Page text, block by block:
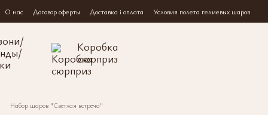
О нас Договор оферты Доставка і оплата Условия полета гелиевых шаров
Коробка
сюрприз
Набор шаров "Светлая встреча"